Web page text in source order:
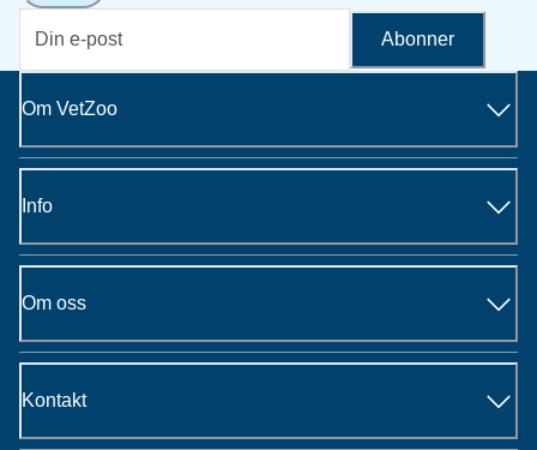
Abonner
Om VetZoo
Info
Om oss
Kontakt